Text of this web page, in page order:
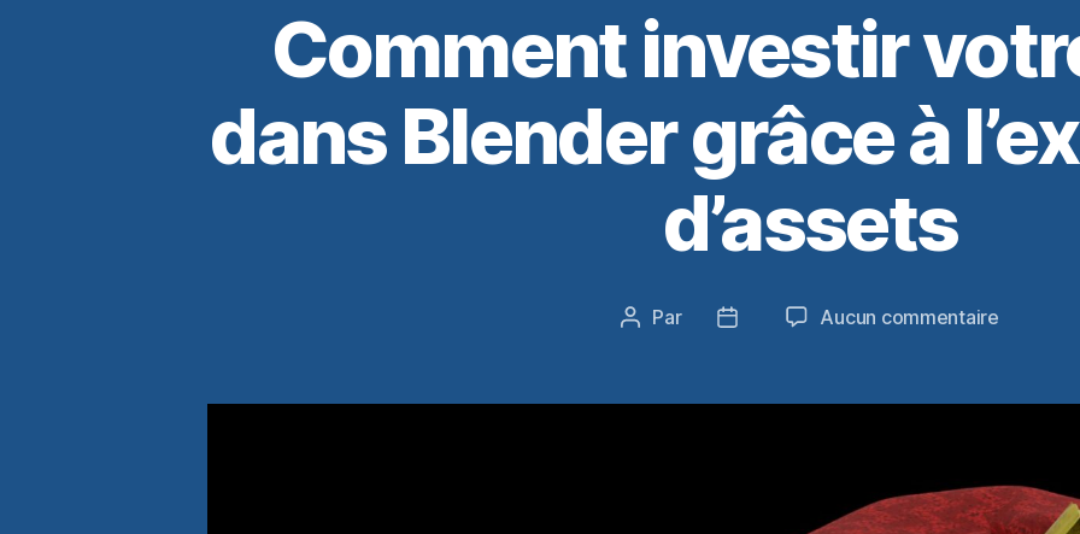
Comment investir
dans Blender grâce à
d’assets
Auteur
Par
Date
Aucun commentairesur
votre
Blender
grâce